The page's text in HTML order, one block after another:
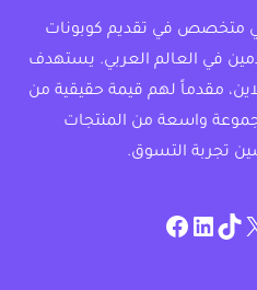
متخصص في تقديم كوبونات
في العالم العربي. يستهدف
مقدماً لهم قيمة حقيقية من
واسعة من المنتجات
تجربة التسوق.
TikTok
linkedin
facebook